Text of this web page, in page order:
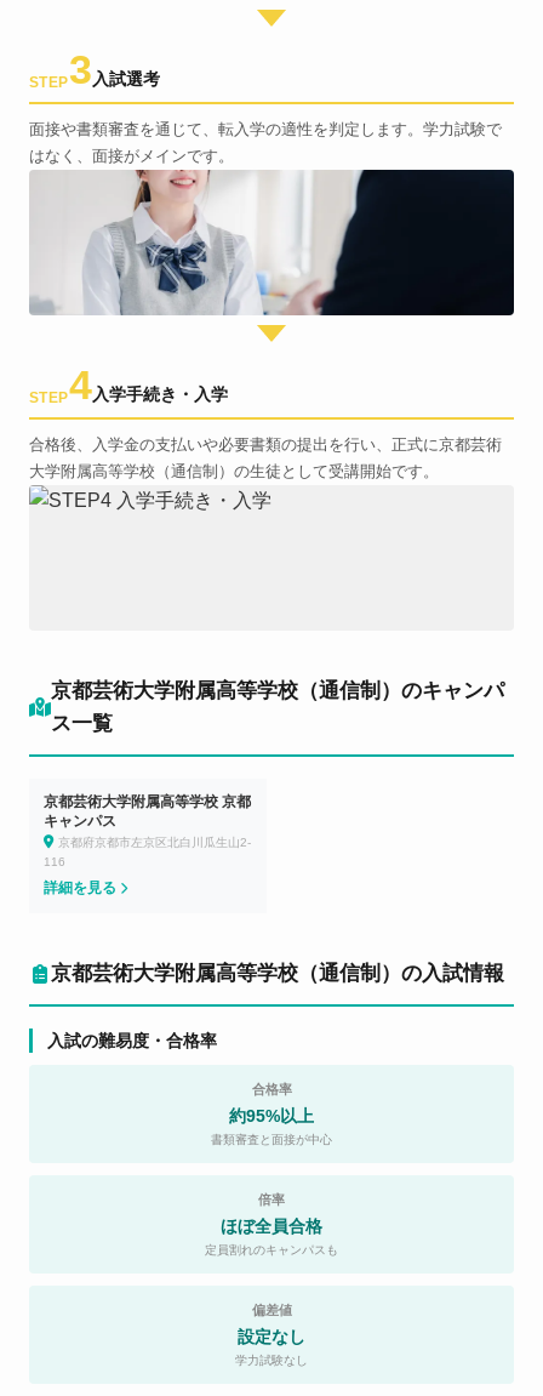
STEP3 入試選考
面接や書類審査を通じて、転入学の適性を判定します。学力試験で
はなく、面接がメインです。
STEP4入学手続き・入学
合格後、入学金の支払いや必要書類の提出を行い、正式に京都芸術
大学附属高等学校（通信制）の生徒として受講開始です。
京都芸術大学附属高等学校（通信制）のキャンパ
ス一覧
京都芸術大学附属高等学校 京都
キャンパス
京都府京都市左京区北白川瓜生山2-
116
詳細を見る
京都芸術大学附属高等学校（通信制）の入試情報
入試の難易度・合格率
合格率
約95%以上
書類審査と面接が中心
倍率
ほぼ全員合格
定員割れのキャンパスも
偏差値
設定なし
学力試験なし